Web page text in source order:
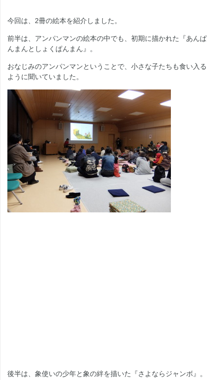
今回は、2冊の絵本を紹介しました。
前半は、アンパンマンの絵本の中でも、初期に描かれた『あんぱ
んまんとしょくぱんまん』。
おなじみのアンパンマンということで、小さな子たちも食い入る
ように聞いていました。
後半は、象使いの少年と象の絆を描いた『さよならジャンボ』。